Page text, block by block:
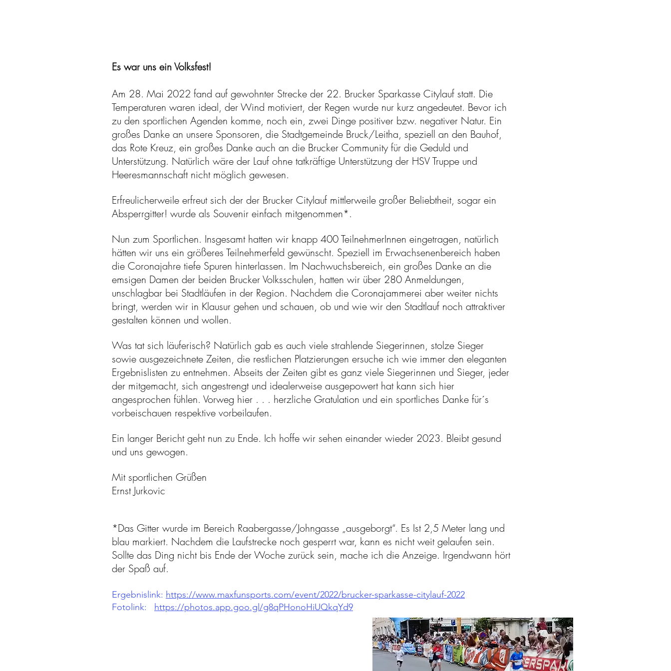
Es war uns ein Volksfest!
Am 28. Mai 2022 fand auf gewohnter Strecke der 22. Brucker Sparkasse Citylauf statt. Die
Temperaturen waren ideal, der Wind motiviert, der Regen wurde nur kurz angedeutet. Bevor ich
zu den sportlichen Agenden komme, noch ein, zwei Dinge positiver bzw. negativer Natur. Ein
großes Danke an unsere Sponsoren, die Stadtgemeinde Bruck/Leitha, speziell an den Bauhof,
das Rote Kreuz, ein großes Danke auch an die Brucker Community für die Geduld und
Unterstützung. Natürlich wäre der Lauf ohne tatkräftige Unterstützung der HSV Truppe und
Heeresmannschaft nicht möglich gewesen.
Erfreulicherweile erfreut sich der der Brucker Citylauf mittlerweile großer Beliebtheit, sogar ein
Absperrgitter! wurde als Souvenir einfach mitgenommen*.
Nun zum Sportlichen. Insgesamt hatten wir knapp 400 TeilnehmerInnen eingetragen, natürlich
hätten wir uns ein größeres Teilnehmerfeld gewünscht. Speziell im Erwachsenenbereich haben
die Coronajahre tiefe Spuren hinterlassen. Im Nachwuchsbereich, ein großes Danke an die
emsigen Damen der beiden Brucker Volksschulen, hatten wir über 280 Anmeldungen,
unschlagbar bei Stadtläufen in der Region. Nachdem die Coronajammerei aber weiter nichts
bringt, werden wir in Klausur gehen und schauen, ob und wie wir den Stadtlauf noch attraktiver
gestalten können und wollen.
Was tat sich läuferisch? Natürlich gab es auch viele strahlende Siegerinnen, stolze Sieger
sowie ausgezeichnete Zeiten, die restlichen Platzierungen ersuche ich wie immer den eleganten
Ergebnislisten zu entnehmen. Abseits der Zeiten gibt es ganz viele Siegerinnen und Sieger, jeder
der mitgemacht, sich angestrengt und idealerweise ausgepowert hat kann sich hier
angesprochen fühlen. Vorweg hier . . . herzliche Gratulation und ein sportliches Danke für´s
vorbeischauen respektive vorbeilaufen.
Ein langer Bericht geht nun zu Ende. Ich hoffe wir sehen einander wieder 2023. Bleibt gesund
und uns gewogen.
Mit sportlichen Grüßen
Ernst Jurkovic
*Das Gitter wurde im Bereich Raabergasse/Johngasse „ausgeborgt“. Es Ist 2,5 Meter lang und
blau markiert. Nachdem die Laufstrecke noch gesperrt war, kann es nicht weit gelaufen sein.
Sollte das Ding nicht bis Ende der Woche zurück sein, mache ich die Anzeige. Irgendwann hört
der Spaß auf.
Ergebnislink: https://www.maxfunsports.com/event/2022/brucker-sparkasse-citylauf-2022
Fotolink: https://photos.app.goo.gl/g8qPHonoHiUQkqYd9